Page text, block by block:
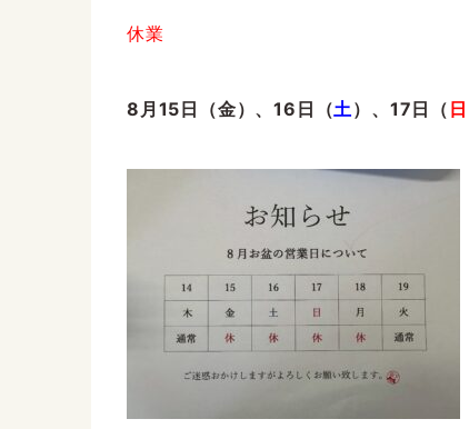
休業
8月15日（金）、16日（土）、17日（ 日